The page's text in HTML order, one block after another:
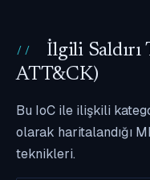
İlgili
ATT&CK)
Bu IoC ile ilişkili
olarak haritalandığı
teknikleri.